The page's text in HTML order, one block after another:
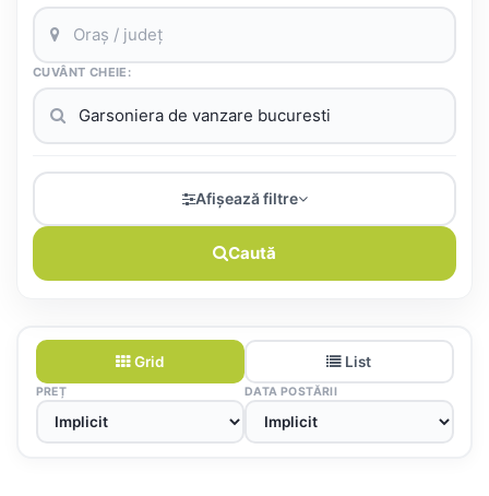
CUVÂNT CHEIE:
Afișează filtre
Caută
Grid List
PREȚ DATA POSTĂRII